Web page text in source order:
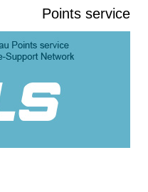
Points service